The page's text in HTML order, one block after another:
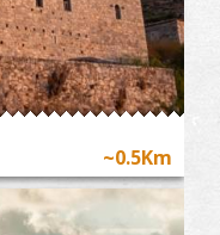
~0.5Km